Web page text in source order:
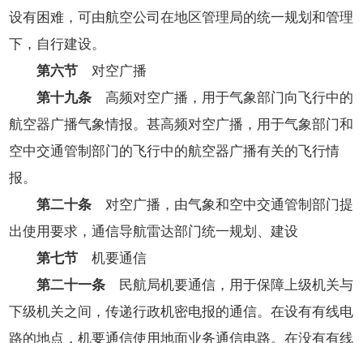
设有困难，可由航空公司在地区管理局的统一规划和管理
下，自行建设。
第六节对空广播
第十九条高频对空广播，用于气象部门向飞行中的
航空器广播气象情报。甚高频对空广播，用于气象部门和
空中交通管制部门的飞行中的航空器广播有关的飞行情
报。
第二十条对空广播，由气象和空中交通管制部门提
出使用要求，通信导航雷达部门统一规划、建设
第七节 机要通信
第二十一条民航局机要通信，用于保障上级机关与
下级机关之间，传递行政机密电报的通信。在设有有线电
路的地点，机要通信使用地面业务通信电路。在没有有线